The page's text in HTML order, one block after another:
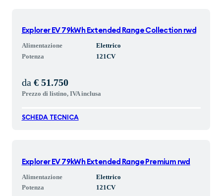
Explorer EV 79kWh Extended Range Collection rwd
Alimentazione
Elettrico
Potenza
121CV
da € 51.750
Prezzo di listino, IVA inclusa
SCHEDA TECNICA
Explorer EV 79kWh Extended Range Premium rwd
Alimentazione
Elettrico
Potenza
121CV